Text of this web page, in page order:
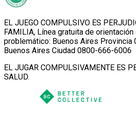
EL JUEGO COMPULSIVO ES
FAMILIA, Línea gratuita de orientación
problemático: Buenos Aires Provincia
Buenos Aires Ciudad 0800-666-6006
EL JUGAR COMPULSIVAMENTE ES
SALUD.